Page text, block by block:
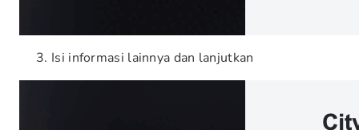
Isi informasi lainnya dan lanjutkan